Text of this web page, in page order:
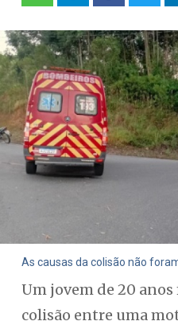
As causas da colisão não
Um jovem de 20
colisão entre uma